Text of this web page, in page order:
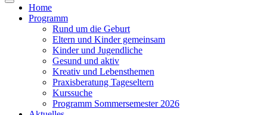
Toggle
navigation
Home
Programm
Rund um die Geburt
Eltern und Kinder gemeinsam
Kinder und Jugendliche
Gesund und aktiv
Kreativ und Lebensthemen
Praxisberatung Tageseltern
Kurssuche
Programm Sommersemester 2026